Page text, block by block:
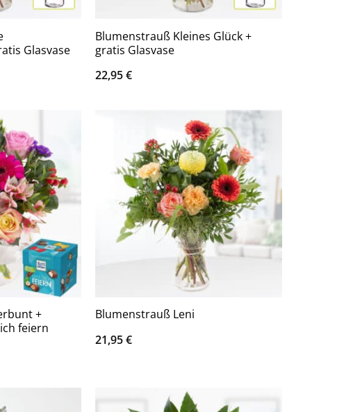
Glasvase
Blumenstrauß Kleines Glück +
gratis Glasvase
22,95€
+
feiern
Blumenstrauß Leni
21,95€